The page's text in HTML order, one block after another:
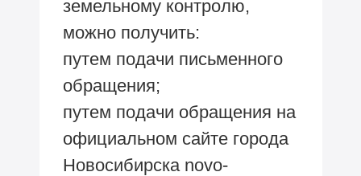
земельному контролю,
можно получить:
путем подачи письменного
обращения;
путем подачи обращения на
официальном сайте города
Новосибирска novo-